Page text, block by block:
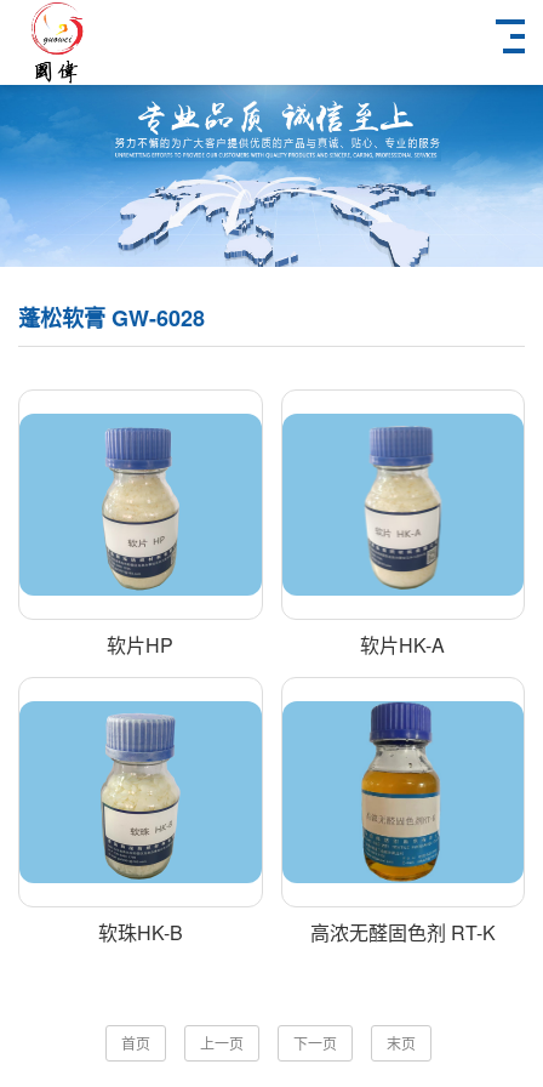
蓬松软膏 GW-6028
软片HP 软片HK-A
软珠HK-B 高浓无醛固色剂 RT-K
首页 上一页 下一页 末页